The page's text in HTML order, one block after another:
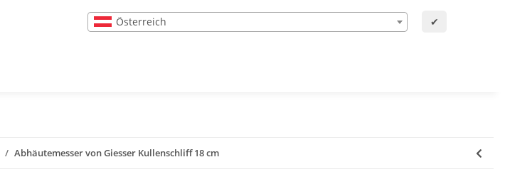
Österreich ✔
Abhäutemesser von Giesser Kullenschliff 18 cm